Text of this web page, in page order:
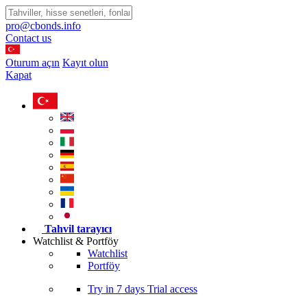
pro@cbonds.info
Contact us
Oturum açın Kayıt olun
Kapat
Tahvil tarayıcı
Watchlist & Portföy
Watchlist
Portföy
Try in 7 days Trial access